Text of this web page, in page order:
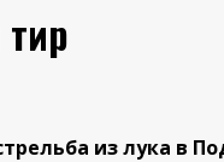
из лука в